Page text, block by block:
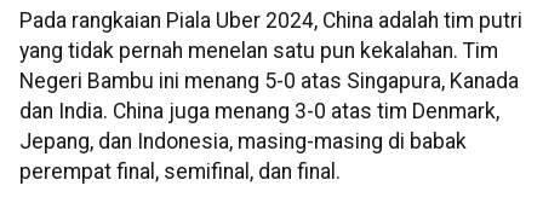
Pada rangkaian Piala Uber 2024, China adalah tim putri
yang tidak pernah menelan satu pun kekalahan. Tim
Negeri Bambu ini menang 5-0 atas Singapura, Kanada
dan India. China juga menang 3-0 atas tim Denmark,
Jepang, dan Indonesia, masing-masing di babak
perempat final, semifinal, dan final.